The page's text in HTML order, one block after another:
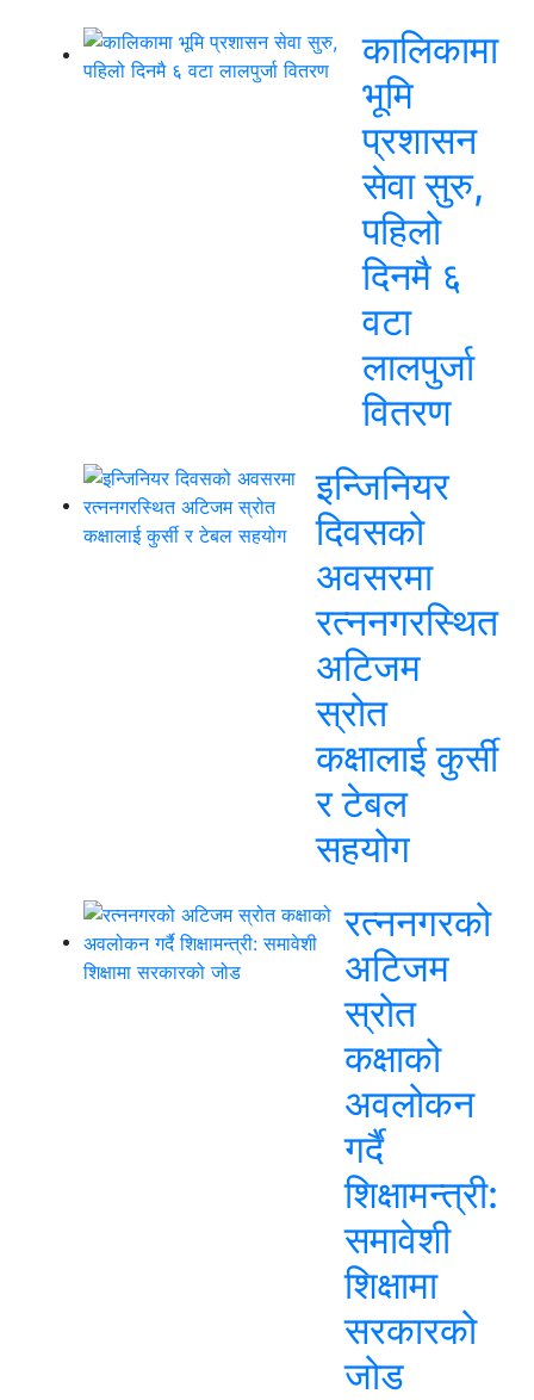
कालिकामा
भूमि
प्रशासन
सेवा सुरु,
पहिलो
दिनमै ६
वटा
लालपुर्जा
वितरण
इन्जिनियर
दिवसको
अवसरमा
रत्ननगरस्थित
अटिजम
स्रोत
कक्षालाई कुर्सी
र टेबल
सहयोग
रत्ननगरको
अटिजम
स्रोत
कक्षाको
अवलोकन
गर्दै
शिक्षामन्त्री:
समावेशी
शिक्षामा
सरकारको
जोड